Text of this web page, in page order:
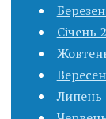
Січень
Липень